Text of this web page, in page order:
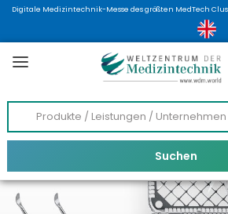
Digitale Medizintechnik-Messe des größten MedTech